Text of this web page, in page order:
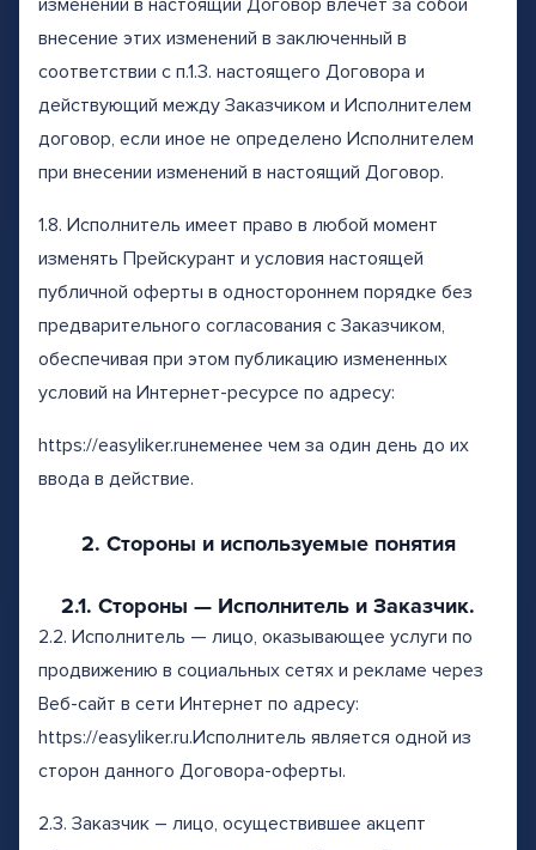
изменений в настоящий Договор влечет за собой
внесение этих изменений в заключенный в
соответствии с п.1.3. настоящего Договора и
действующий между Заказчиком и Исполнителем
договор, если иное не определено Исполнителем
при внесении изменений в настоящий Договор.
1.8. Исполнитель имеет право в любой момент
изменять Прейскурант и условия настоящей
публичной оферты в одностороннем порядке без
предварительного согласования с Заказчиком,
обеспечивая при этом публикацию измененных
условий на Интернет-ресурсе по адресу:
https://easyliker.ruнеменее чем за один день до их
ввода в действие.
2. Стороны и используемые понятия
2.1. Стороны — Исполнитель и Заказчик.
2.2. Исполнитель — лицо, оказывающее услуги по
продвижению в социальных сетях и рекламе через
Веб-сайт в сети Интернет по адресу:
https://easyliker.ru.Исполнитель является одной из
сторон данного Договора-оферты.
2.3. Заказчик – лицо, осуществившее акцепт